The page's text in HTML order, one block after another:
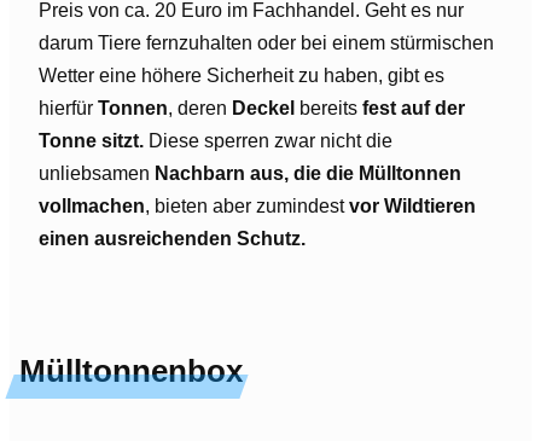
Preis von ca. 20 Euro im Fachhandel. Geht es nur
darum Tiere fernzuhalten oder bei einem stürmischen
Wetter eine höhere Sicherheit zu haben, gibt es
hierfür Tonnen, deren Deckel bereits fest auf der
Tonne sitzt. Diese sperren zwar nicht die
unliebsamen Nachbarn aus, die die Mülltonnen
vollmachen, bieten aber zumindestvor Wildtieren
einen ausreichenden Schutz.
Mülltonnenbox